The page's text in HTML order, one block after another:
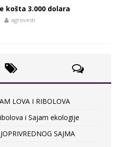
košta 3.000 dolara
agrovesti
LOVA I RIBOLOVA
i Sajam ekologije
SAJMA